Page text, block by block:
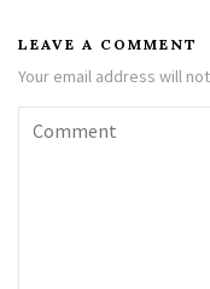
LEAVE A COMMENT
Your email address will